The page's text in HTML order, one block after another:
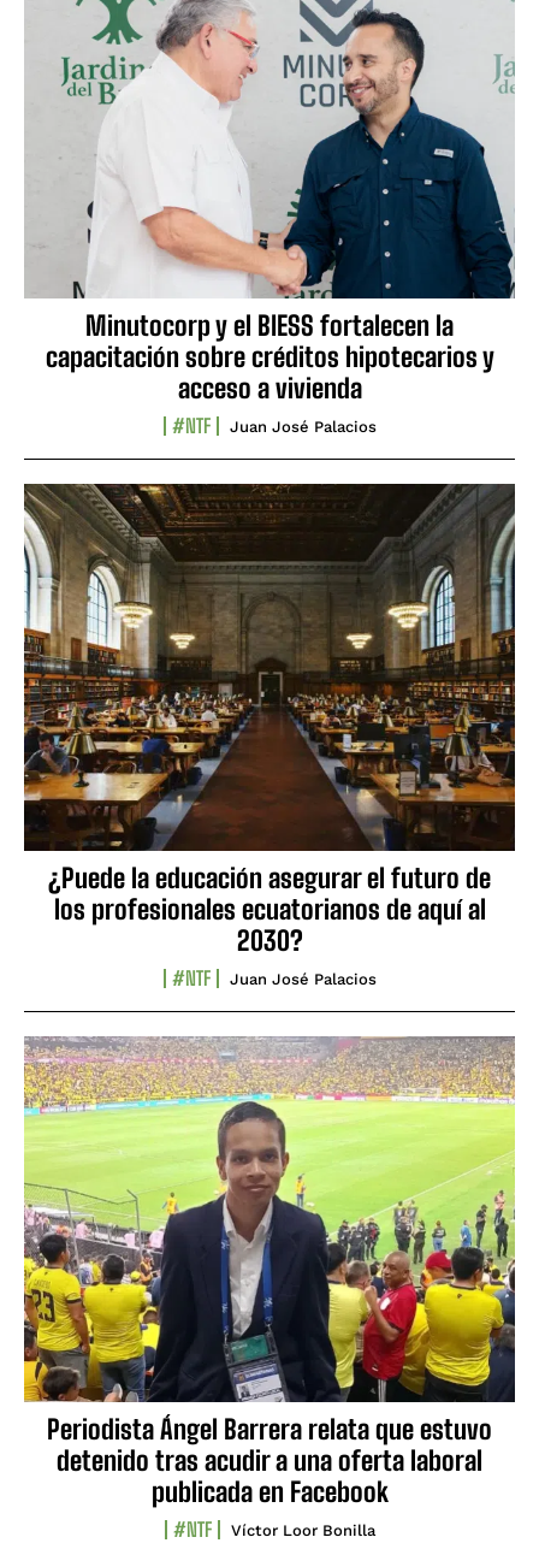
Minutocorp y el BIESS fortalecen la
capacitación sobre créditos hipotecarios y
acceso a vivienda
#NTF Juan José Palacios
¿Puede la educación asegurar el futuro de
los profesionales ecuatorianos de aquí al
2030?
#NTF Juan José Palacios
Periodista Ángel Barrera relata que estuvo
detenido tras acudir a una oferta laboral
publicada en Facebook
#NTF Víctor Loor Bonilla